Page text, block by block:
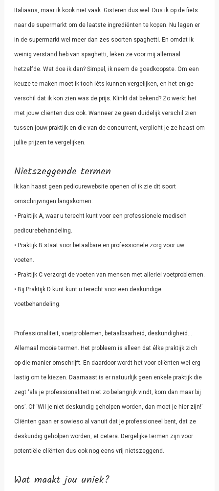
Italiaans, maar ik kook niet vaak. Gisteren dus wel. Dus ik op de fiets
naar de supermarkt om de laatste ingrediënten te kopen. Nu lagen er
in de supermarkt wel meer dan zes soorten spaghetti. En omdat ik
weinig verstand heb van spaghetti, leken ze voor mij allemaal
hetzelfde. Wat doe ik dan? Simpel, ik neem de goedkoopste. Om een
keuze te maken moet ik toch iéts kunnen vergelijken, en het enige
verschil dat ik kon zien was de prijs. Klinkt dat bekend? Zo werkt het
met jouw cliënten dus ook. Wanneer ze geen duidelijk verschil zien
tussen jouw praktijk en die van de concurrent, verplicht je ze haast om
jullie prijzen te vergelijken.
Nietszeggende termen
Ik kan haast geen pedicurewebsite openen of ik zie dit soort
omschrijvingen langskomen:
• Praktijk A, waar u terecht kunt voor een professionele medisch
pedicurebehandeling.
• Praktijk B staat voor betaalbare en professionele zorg voor uw
voeten.
• Praktijk C verzorgt de voeten van mensen met allerlei voetproblemen.
• Bij Praktijk D kunt kunt u terecht voor een deskundige
voetbehandeling.
Professionaliteit, voetproblemen, betaalbaarheid, deskundigheid…
Allemaal mooie termen. Het probleem is alleen dat élke praktijk zich
op die manier omschrijft. En daardoor wordt het voor cliënten wel erg
lastig om te kiezen. Daarnaast is er natuurlijk geen enkele praktijk die
zegt ‘als je professionaliteit niet zo belangrijk vindt, kom dan maar bij
ons’. Of ‘Wil je niet deskundig geholpen worden, dan moet je hier zijn!’
Cliënten gaan er sowieso al vanuit dat je professioneel bent, dat ze
deskundig geholpen worden, et cetera. Dergelijke termen zijn voor
potentiële cliënten dus ook nog eens vrij nietszeggend.
Wat maakt jou uniek?